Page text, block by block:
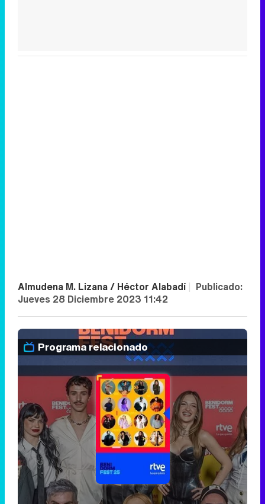
Almudena M. Lizana / Héctor Alabadí | Publicado:
Jueves 28 Diciembre 2023 11:42
Programa relacionado